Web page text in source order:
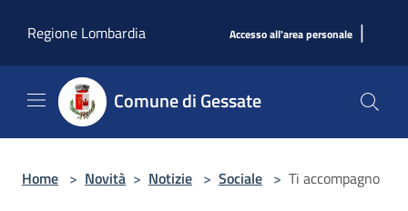
Regione Lombardia
Accesso all'area personale |
Comune di Gessate
Home > Novità > Notizie > Sociale > Ti accompagno